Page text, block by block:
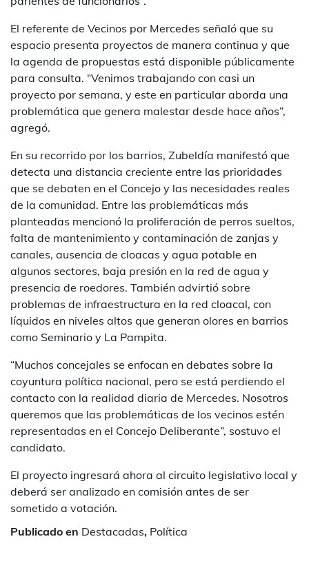
El referente de Vecinos por Mercedes señaló que su
espacio presenta proyectos de manera continua y que
la agenda de propuestas está disponible públicamente
para consulta. “Venimos trabajando con casi un
proyecto por semana, y este en particular aborda una
problemática que genera malestar desde hace años”,
agregó.
En su recorrido por los barrios, Zubeldía manifestó que
detecta una distancia creciente entre las prioridades
que se debaten en el Concejo y las necesidades reales
de la comunidad. Entre las problemáticas más
planteadas mencionó la proliferación de perros sueltos,
falta de mantenimiento y contaminación de zanjas y
canales, ausencia de cloacas y agua potable en
algunos sectores, baja presión en la red de agua y
presencia de roedores. También advirtió sobre
problemas de infraestructura en la red cloacal, con
líquidos en niveles altos que generan olores en barrios
como Seminario y La Pampita.
“Muchos concejales se enfocan en debates sobre la
coyuntura política nacional, pero se está perdiendo el
contacto con la realidad diaria de Mercedes. Nosotros
queremos que las problemáticas de los vecinos estén
representadas en el Concejo Deliberante”, sostuvo el
candidato.
El proyecto ingresará ahora al circuito legislativo local y
deberá ser analizado en comisión antes de ser
sometido a votación.
Publicado en Destacadas, Política